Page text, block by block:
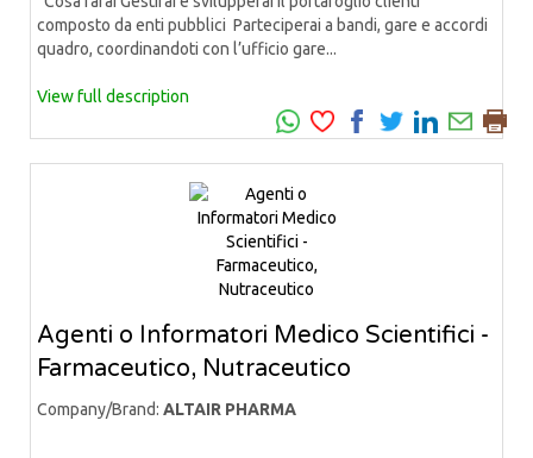
composto da enti pubblici Parteciperai a bandi, gare e accordi
quadro, coordinandoti con l’ufficio gare...
View full description
Agenti o Informatori Medico Scientifici -
Farmaceutico, Nutraceutico
Company/Brand: ALTAIR PHARMA